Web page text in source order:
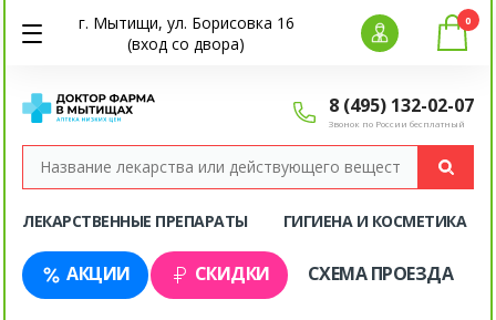
г. Мытищи, ул. Борисовка 16
(вход со двора)
8 (495) 132-02-07
Звонок по России бесплатный
0
ЛЕКАРСТВЕННЫЕ ПРЕПАРАТЫ ГИГИЕНА И КОСМЕТИКА
АКЦИИ СКИДКИ СХЕМА ПРОЕЗДА